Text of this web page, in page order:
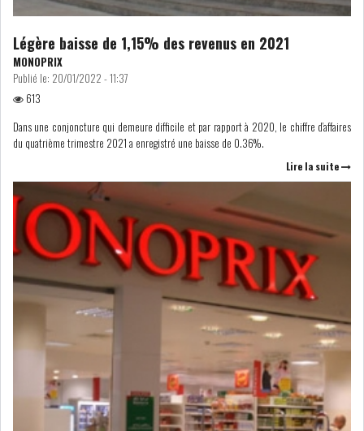
ANALYSE HEBDOMADAIRE
ARCHIVES DES COURS
HISTORIQUE ANALYSES HEBDOMADAIRES
SICAV
GRAPHIQUE TUNINDEX
GRAPHIQUE DU TUNINDEX
Légère baisse de 1,15% des revenus en 2021
MONOPRIX
Publié le: 20/01/2022 - 11:37
613
Dans une conjoncture qui demeure difficile et par rapport à 2020, le chiffre d’affaires
du quatrième trimestre 2021 a enregistré une baisse de 0.36%.
Lire la suite